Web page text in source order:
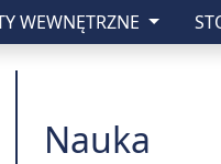
WEWNĘTRZNE
Nauka